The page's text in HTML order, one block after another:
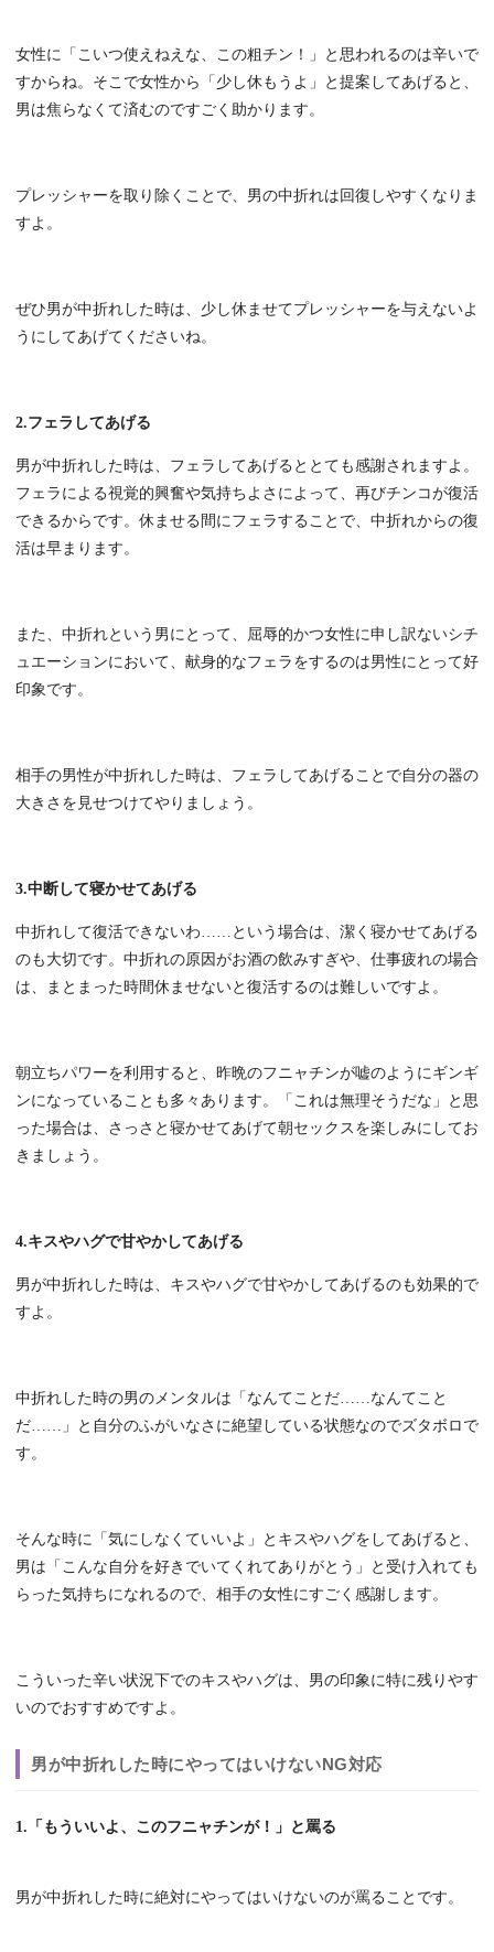
女性に「こいつ使えねえな、この粗チン！」と思われるのは辛いで
すからね。そこで女性から「少し休もうよ」と提案してあげると、
男は焦らなくて済むのですごく助かります。
プレッシャーを取り除くことで、男の中折れは回復しやすくなりま
すよ。
ぜひ男が中折れした時は、少し休ませてプレッシャーを与えないよ
うにしてあげてくださいね。
2.フェラしてあげる
男が中折れした時は、フェラしてあげるととても感謝されますよ。
フェラによる視覚的興奮や気持ちよさによって、再びチンコが復活
できるからです。休ませる間にフェラすることで、中折れからの復
活は早まります。
また、中折れという男にとって、屈辱的かつ女性に申し訳ないシチ
ュエーションにおいて、献身的なフェラをするのは男性にとって好
印象です。
相手の男性が中折れした時は、フェラしてあげることで自分の器の
大きさを見せつけてやりましょう。
3.中断して寝かせてあげる
中折れして復活できないわ……という場合は、潔く寝かせてあげる
のも大切です。中折れの原因がお酒の飲みすぎや、仕事疲れの場合
は、まとまった時間休ませないと復活するのは難しいですよ。
朝立ちパワーを利用すると、昨晩のフニャチンが嘘のようにギンギ
ンになっていることも多々あります。「これは無理そうだな」と思
った場合は、さっさと寝かせてあげて朝セックスを楽しみにしてお
きましょう。
4.キスやハグで甘やかしてあげる
男が中折れした時は、キスやハグで甘やかしてあげるのも効果的で
すよ。
中折れした時の男のメンタルは「なんてことだ……なんてこと
だ……」と自分のふがいなさに絶望している状態なのでズタボロで
す。
そんな時に「気にしなくていいよ」とキスやハグをしてあげると、
男は「こんな自分を好きでいてくれてありがとう」と受け入れても
らった気持ちになれるので、相手の女性にすごく感謝します。
こういった辛い状況下でのキスやハグは、男の印象に特に残りやす
いのでおすすめですよ。
男が中折れした時にやってはいけないNG対応
1.「もういいよ、このフニャチンが！」と罵る
男が中折れした時に絶対にやってはいけないのが罵ることです。